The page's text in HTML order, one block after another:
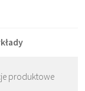
produktowe